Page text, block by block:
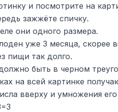
и посмотрите на
зажжёте спичку.
они одного размера.
уже 3 месяца, скорее
пищи так долго.
быть в черном
на всей картинке
вверху и умножения